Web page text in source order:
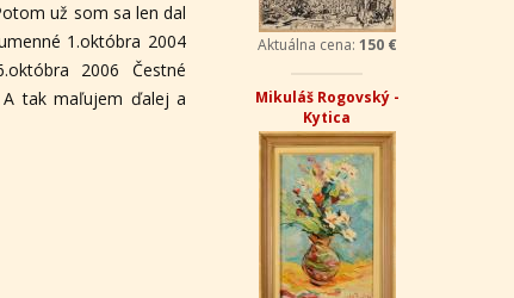
už som sa len dal
1.októbra 2004
2006 Čestné
A tak maľujem ďalej a
Aktuálna cena: 150 €
Mikuláš Rogovský -
Kytica